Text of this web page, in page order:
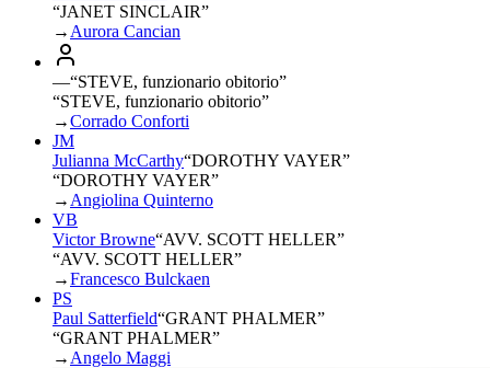
“JANET SINCLAIR”
→ Aurora Cancian
—“STEVE, funzionario obitorio”
“STEVE, funzionario obitorio”
→Corrado Conforti
JM
Julianna McCarthy“DOROTHY VAYER”
“DOROTHY VAYER”
→ Angiolina Quinterno
VB
Victor Browne“AVV. SCOTT HELLER”
“AVV. SCOTT HELLER”
→Francesco Bulckaen
PS
Paul Satterfield“GRANT PHALMER”
“GRANT PHALMER”
→ Angelo Maggi